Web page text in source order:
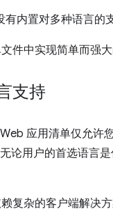
内置对多种语言的
件中实现简单而强大
支持
应用清单仅允许
论用户的首选语言
复杂的客户端解决